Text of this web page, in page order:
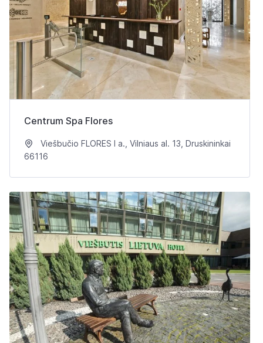
Centrum Spa Flores
Viešbučio FLORES I a., Vilniaus al. 13, Druskininkai
66116